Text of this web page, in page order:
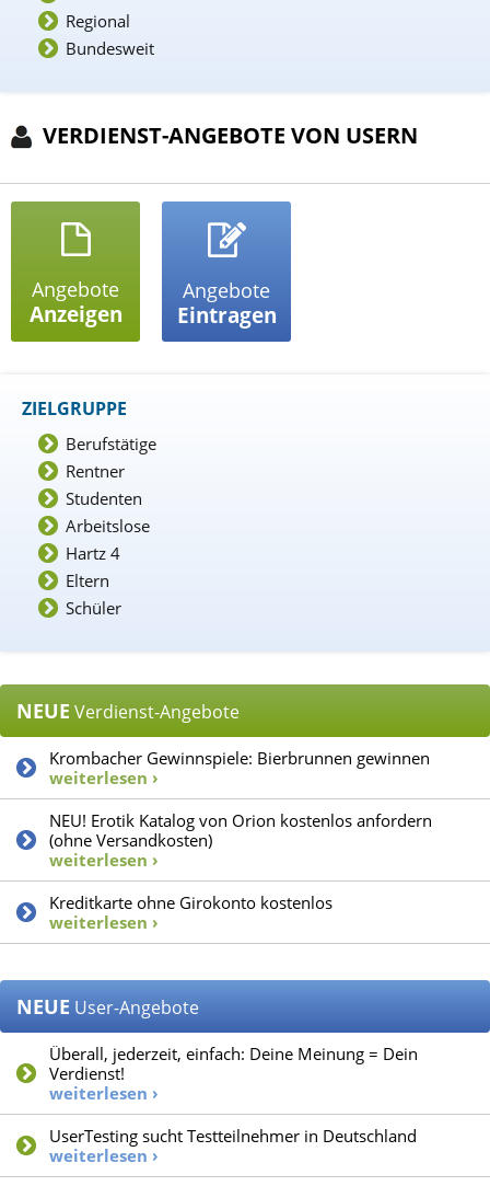
Regional
Bundesweit
VERDIENST-ANGEBOTE VON USERN
Angebote
Anzeigen
Angebote
Eintragen
ZIELGRUPPE
Berufstätige
Rentner
Studenten
Arbeitslose
Hartz 4
Eltern
Schüler
NEUE Verdienst-Angebote
Krombacher Gewinnspiele: Bierbrunnen gewinnen
weiterlesen ›
NEU! Erotik Katalog von Orion kostenlos anfordern
(ohne Versandkosten)
weiterlesen ›
Kreditkarte ohne Girokonto kostenlos
weiterlesen ›
NEUE User-Angebote
Überall, jederzeit, einfach: Deine Meinung = Dein
Verdienst!
weiterlesen ›
UserTesting sucht Testteilnehmer in Deutschland
weiterlesen ›